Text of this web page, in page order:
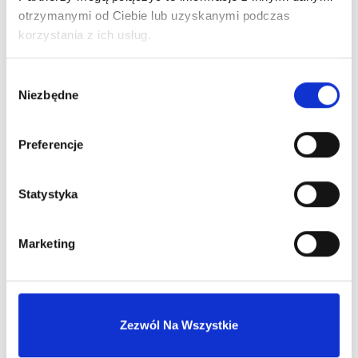
otrzymanymi od Ciebie lub uzyskanymi podczas
korzystania z ich usług.
zgody
Niezbędne
Preferencje
Statystyka
Marketing
Zezwól Na Wszystkie
Dlaczego warto?
Oryginalny produkt z autoryzowanej